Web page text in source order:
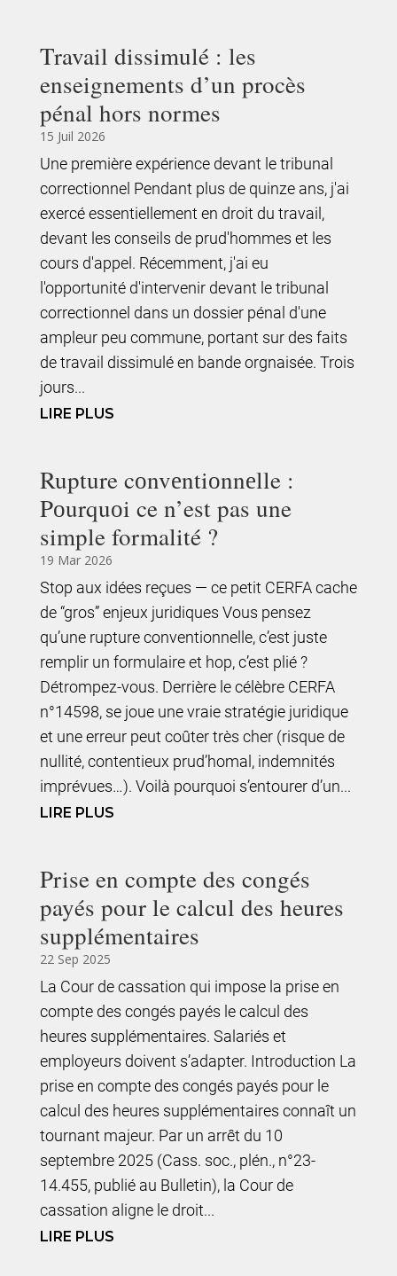
Travail dissimulé : les
enseignements d’un procès
pénal hors normes
15 Juil 2026
Une première expérience devant le tribunal
correctionnel Pendant plus de quinze ans, j'ai
exercé essentiellement en droit du travail,
devant les conseils de prud'hommes et les
cours d'appel. Récemment, j'ai eu
l'opportunité d'intervenir devant le tribunal
correctionnel dans un dossier pénal d'une
ampleur peu commune, portant sur des faits
de travail dissimulé en bande orgnaisée. Trois
jours...
LIRE PLUS
Rupture cоnvеntiоnnеlle :
Pоurquоi ce n’est pas une
simple formalité ?
19 Mar 2026
Stop aux idées reçues — ce petit CERFA cache
de “gros” enjeux juridiques Vous pensez
qu’une rupture conventionnelle, c’est juste
remplir un formulaire et hop, c’est plié ?
Détrompez-vous. Derrière le célèbre CERFA
n°14598, se joue une vraie stratégie juridique
et une erreur peut coûter très cher (risque de
nullité, contentieux prud’homal, indemnités
imprévues…). Voilà pourquoi s’entourer d’un...
LIRE PLUS
Prise en compte des congés
payés pour le calcul des heures
supplémentaires
22 Sep 2025
La Cour de cassation qui impose la prise en
compte des congés payés le calcul des
heures supplémentaires. Salariés et
employeurs doivent s’adapter. Introduction La
prise en compte des congés payés pour le
calcul des heures supplémentaires connaît un
tournant majeur. Par un arrêt du 10
septembre 2025 (Cass. soc., plén., n°23-
14.455, publié au Bulletin), la Cour de
cassation aligne le droit...
LIRE PLUS